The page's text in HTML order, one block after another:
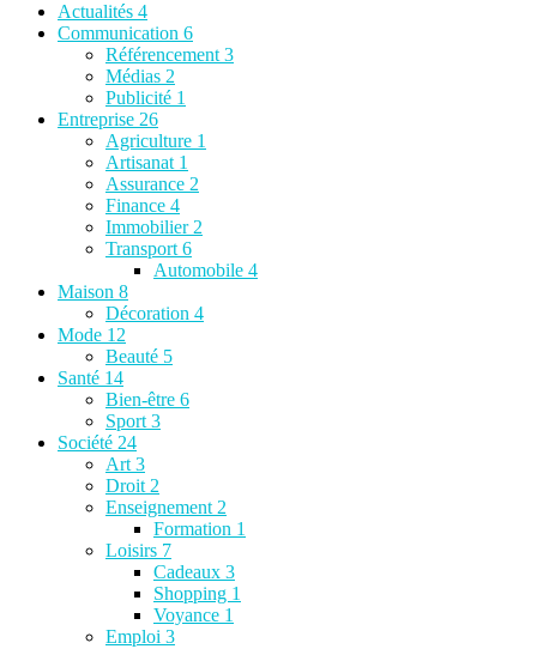
Actualités 4
Communication 6
Référencement 3
Médias 2
Publicité 1
Entreprise 26
Agriculture 1
Artisanat 1
Assurance 2
Finance 4
Immobilier 2
Transport 6
Automobile 4
Maison 8
Décoration 4
Mode 12
Beauté 5
Santé 14
Bien-être 6
Sport 3
Société 24
Art 3
Droit 2
Enseignement 2
Formation 1
Loisirs 7
Cadeaux 3
Shopping 1
Voyance 1
Emploi 3